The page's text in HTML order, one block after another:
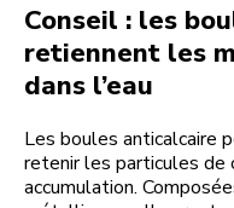
Conseil : les
retiennent les
dans l’eau
Les boules anticalcaire
retenir les particules de
accumulation.